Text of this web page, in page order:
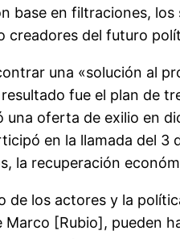
en filtraciones,
creadores del futuro
una «solución al
fue el plan de
oferta de exilio en
en la llamada del 3
la recuperación
los actores y la
[Rubio], pueden